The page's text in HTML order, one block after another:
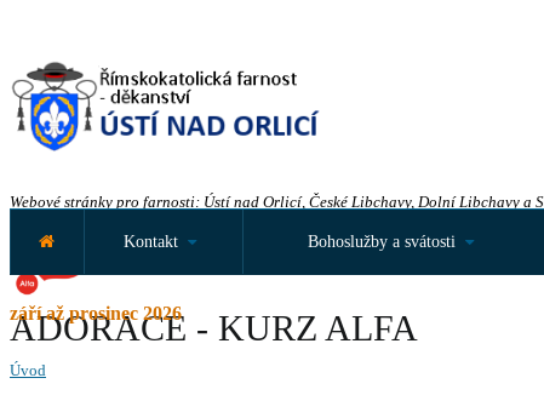
Webové stránky pro farnosti: Ústí nad Orlicí, České Libchavy, Dolní Libchavy a
září až prosinec 2026
Kontakt Bohoslužby a svátosti
ADORACE - KURZ ALFA
Úvod